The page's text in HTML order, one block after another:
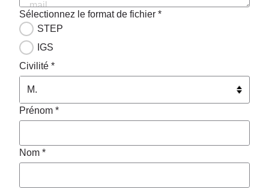
Sélectionnez le format de fichier *
STEP
IGS
Civilité *
Prénom *
Nom *